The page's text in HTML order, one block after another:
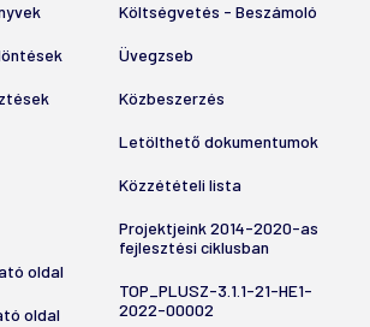
oldal
oldal
Költségvetés - Beszámoló
Üvegzseb
Közbeszerzés
Letölthető dokumentumok
Közzétételi lista
Projektjeink 2014-2020-as
fejlesztési ciklusban
TOP_PLUSZ-3.1.1-21-HE1-
2022-00002